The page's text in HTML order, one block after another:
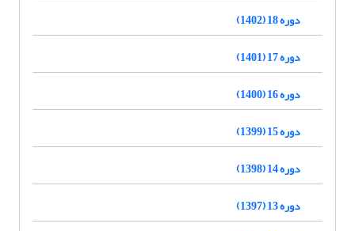
دوره 18 (1402)
دوره 17 (1401)
دوره 16 (1400)
دوره 15 (1399)
دوره 14 (1398)
دوره 13 (1397)